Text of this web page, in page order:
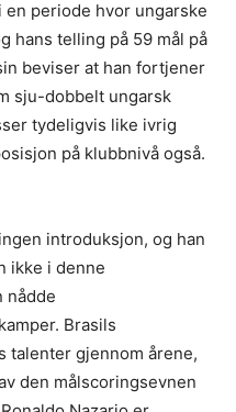
periode hvor ungarske
telling på 59 mål på
beviser at han fortjener
sju-dobbelt ungarsk
tydeligvis like ivrig
på klubbnivå også.
introduksjon, og han
ikke i denne
nådde
Brasils
talenter gjennom årene,
den målscoringsevnen